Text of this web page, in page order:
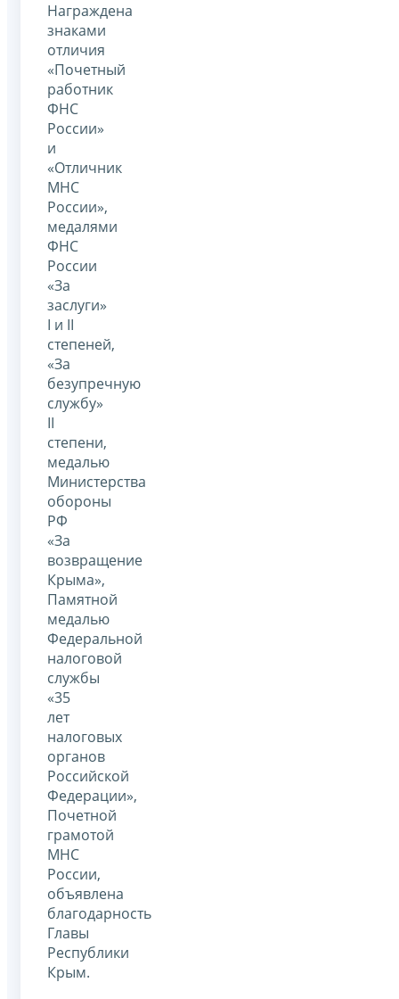
Награждена
знаками
отличия
«Почетный
работник
ФНС
России»
и
«Отличник
МНС
России»,
медалями
ФНС
России
«За
заслуги»
I и II
степеней,
«За
безупречную
службу»
II
степени,
медалью
Министерства
обороны
РФ
«За
возвращение
Крыма»,
Памятной
медалью
Федеральной
налоговой
службы
«35
лет
налоговых
органов
Российской
Федерации»,
Почетной
грамотой
МНС
России,
объявлена
благодарность
Главы
Республики
Крым.